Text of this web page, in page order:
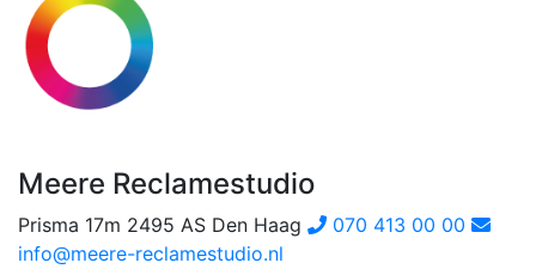
Meere Reclamestudio
Prisma 17m 2495 AS Den Haag
070 413 00 00
info@meere-reclamestudio.nl